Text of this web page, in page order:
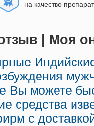
на качество
| Моя
Вы можете
средства
с